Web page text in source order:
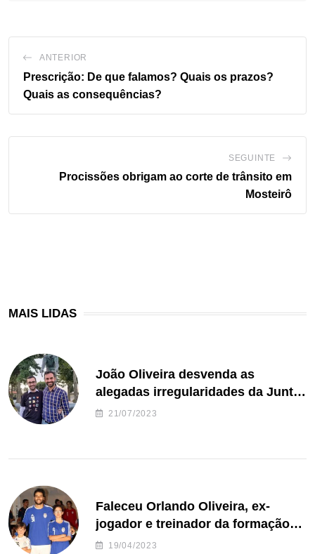
ANTERIOR
Prescrição: De que falamos? Quais os prazos?
Quais as consequências?
SEGUINTE
Procissões obrigam ao corte de trânsito em
Mosteirô
MAIS LIDAS
João Oliveira desvenda as
alegadas irregularidades da Junta
de Freguesia S. João de Ver
21/07/2023
Faleceu Orlando Oliveira, ex-
jogador e treinador da formação
de andebol do Feirense
19/04/2023